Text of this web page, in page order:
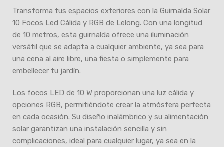
Transforma tus espacios exteriores con la Guirnalda Solar
10 Focos Led Cálida y RGB de Lelong. Con una longitud
de 10 metros, esta guirnalda ofrece una iluminación
versátil que se adapta a cualquier ambiente, ya sea para
una cena al aire libre, una fiesta o simplemente para
embellecer tu jardín.
Los focos LED de 10 W proporcionan una luz cálida y
opciones RGB, permitiéndote crear la atmósfera perfecta
en cada ocasión. Su diseño inalámbrico y su alimentación
solar garantizan una instalación sencilla y sin
complicaciones, ideal para cualquier lugar, ya sea en la